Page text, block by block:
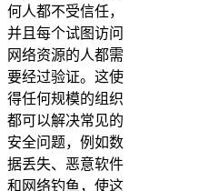
何人都不受信任，
并且每个试图访问
网络资源的人都需
要经过验证。这使
得任何规模的组织
都可以解决常见的
安全问题，例如数
据丢失、恶意软件
和网络钓鱼，使这